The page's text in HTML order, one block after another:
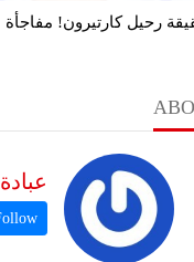
رحيل كارتيرون! مفاجأة
عبادة